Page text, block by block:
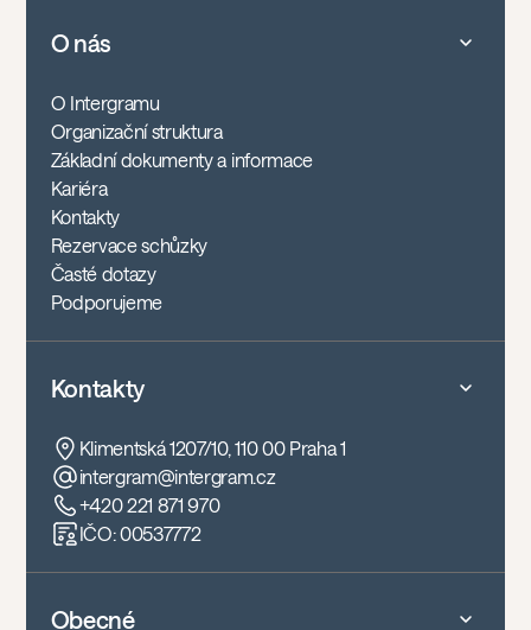
O nás
O Intergramu
Organizační struktura
Základní dokumenty a informace
Kariéra
Kontakty
Rezervace schůzky
Časté dotazy
Podporujeme
Kontakty
Klimentská 1207/10, 110 00 Praha 1
intergram@intergram.cz
+420 221 871 970
IČO: 00537772
Obecné